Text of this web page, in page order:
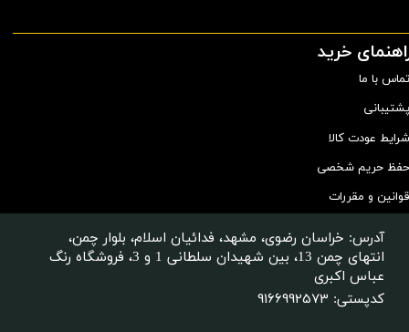
خرید
تماس با ما
پشتیبانی
شرایط عودت کالا
حفظ حریم شخصی
قوانین و مقررات
آدرس: خراسان رضوی، مشهد، فدائیان اسلام، بلوار چمن،
انتهای چمن 13، بین شهیدان سلطانی 1 و 3، فروشگاه رنگ
عباس اکبری
کدپستی: 9166992573